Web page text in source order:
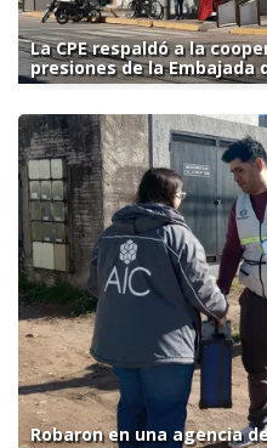
La CPE respaldó a la
presiones de la Embajada
Robaron en una agencia